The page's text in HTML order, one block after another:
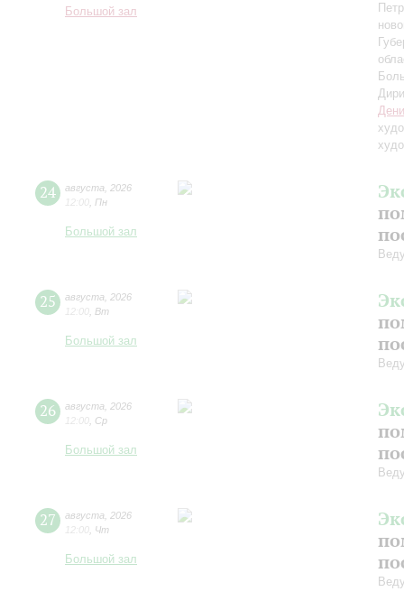
Большой зал
24 августа
2026
12:00 Пн
Большой зал
25 августа
2026
12:00 Вт
Большой зал
26 августа
2026
12:00 Ср
Большой зал
27 августа
2026
12:00 Чт
Большой зал